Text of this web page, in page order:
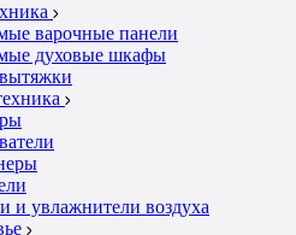
варочные панели
духовые шкафы
и увлажнители воздуха